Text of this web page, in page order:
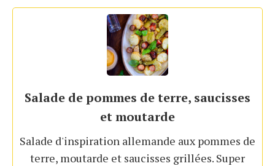
Salade de pommes de terre, saucisses
et moutarde
Salade d'inspiration allemande aux pommes de
terre, moutarde et saucisses grillées. Super